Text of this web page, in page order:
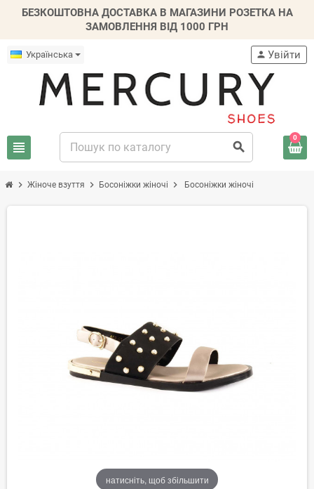
БЕЗКОШТОВНА ДОСТАВКА В МАГАЗИНИ РОЗЕТКА НА
ЗАМОВЛЕННЯ ВІД 1000 ГРН
Українська
view_headline search
person Увійти
0
chevron_right Жіноче взуття chevron_right Босоніжки жіночі chevron_right Босоніжки жіночі
натисніть, щоб збільшити